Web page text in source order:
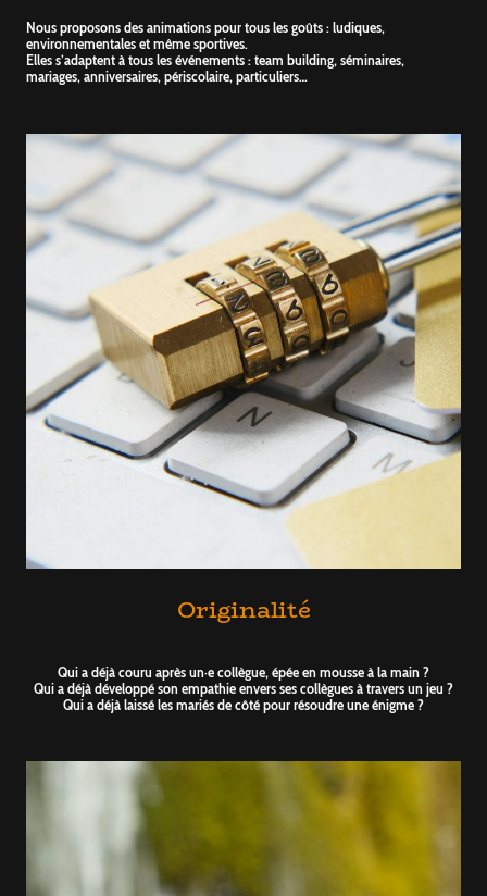
Nous proposons des animations pour tous les goûts : ludiques,
environnementales et même sportives.
Elles s’adaptent à tous les événements : team building, séminaires,
mariages, anniversaires, périscolaire, particuliers…
Originalité
Qui a déjà couru après un·e collègue, épée en mousse à la main ?
Qui a déjà développé son empathie envers ses collègues à travers un jeu ?
Qui a déjà laissé les mariés de côté pour résoudre une énigme ?